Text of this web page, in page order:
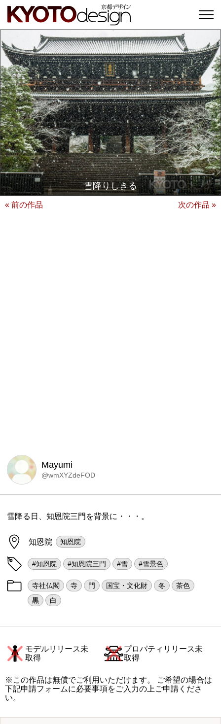
雪降りしきる
« 前の作品 次の作品 »
Mayumi
@wmXYZdeFOD
雪降る日、知恩院三門を背景に・・・。
知恩院 知恩院
#知恩院 #知恩院三門 #雪 #雪景色
寺社仏閣 寺 門 国宝・文化財 冬
茶色
黒
白
モデルリリース未
取得
プロパティリリース未
取得
※この作品は無償でご利用いただけます。 ご希望の場合は
下記申請フォームに必要事項をご入力の上ご申請くださ
い。